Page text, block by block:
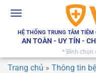
Toggle
HỆ THỐNG TRUNG TÂM TIÊM
AN TOÀN - UY TÍN -
* Bình chọn
Trang chủ » Thông tin